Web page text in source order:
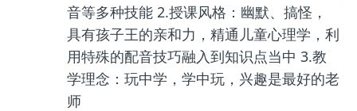
音等多种技能 2.授课风格：幽默、搞怪，
具有孩子王的亲和力，精通儿童心理学，利
用特殊的配音技巧融入到知识点当中 3.教
学理念：玩中学，学中玩，兴趣是最好的老
师